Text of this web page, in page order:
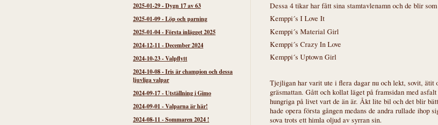
2025-01-29-Dygn 17 av 63
2025-01-09-Löp och parning
2025-01-04-Första inlägget 2025
2024-12-11 -December 2024
2024-10-23-Valpflytt
2024-10-08-Iris är champion och dessa
ljuvliga valpar
2024-09-17-Utställning i Gimo
2024-09-01 -Valparna är här!
2024-08-11 -Sommaren 2024 !
Dessa 4 tikar har fått sina stamtavlenamn och de blir
Kemppi´s I Love It
Kemppi´s Material Girl
Kemppi´s Crazy In Love
Kemppi´s Uptown Girl
Tjejligan har varit ute i flera dagar nu och lekt, sovit, ätit
gräsmattan. Gått och kollat läget på framsidan med
hungriga på livet vart de än är. Åkt lite bil och det blir
hade opera första gången medans de andra rullade ihop
sova trots ett himla oljud av syrran sin.